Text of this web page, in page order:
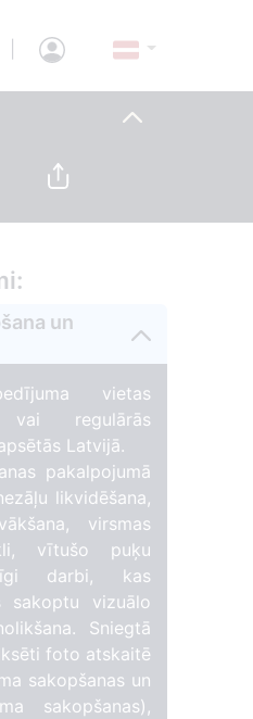
un
vietas
vai regulārās
Latvijā.
pakalpojumā
likvidēšana,
virsmas
vītušo puķu
darbi, kas
sakoptu vizuālo
Sniegtā
foto atskaitē
sakopšanas un
sakopšanas),